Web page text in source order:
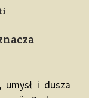
i dusza